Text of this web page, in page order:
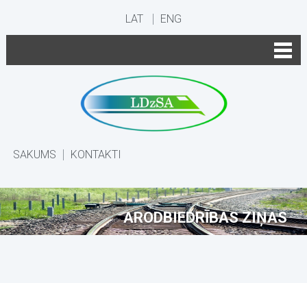
LAT ENG
SĀKUMS KONTAKTI
ARODBIEDRĪBAS ZIŅAS